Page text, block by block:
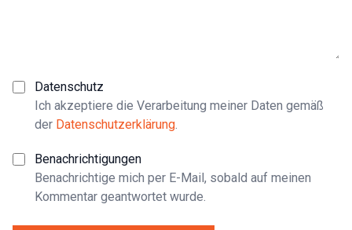
Datenschutz
Ich akzeptiere die Verarbeitung meiner Daten gemäß
der Datenschutzerklärung.
Benachrichtigungen
Benachrichtige mich per E-Mail, sobald auf meinen
Kommentar geantwortet wurde.